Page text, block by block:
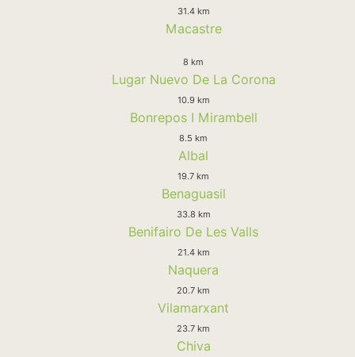
31.4 km
Macastre
8 km
Lugar Nuevo De La Corona
10.9 km
Bonrepos I Mirambell
8.5 km
Albal
19.7 km
Benaguasil
33.8 km
Benifairo De Les Valls
21.4 km
Naquera
20.7 km
Vilamarxant
23.7 km
Chiva